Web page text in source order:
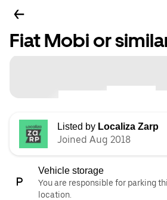
Fiat Mobi or
Listed by Localiza Zarp
Joined Aug 2018
Vehicle storage
You are responsible for parking
location.